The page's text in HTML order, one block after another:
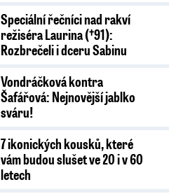
Speciální řečníci nad rakví
režiséra Laurina (†91):
Rozbrečeli i dceru Sabinu
Vondráčková kontra
Šafářová: Nejnovější jablko
sváru!
7 ikonických kousků, které
vám budou slušet ve 20 i v 60
letech